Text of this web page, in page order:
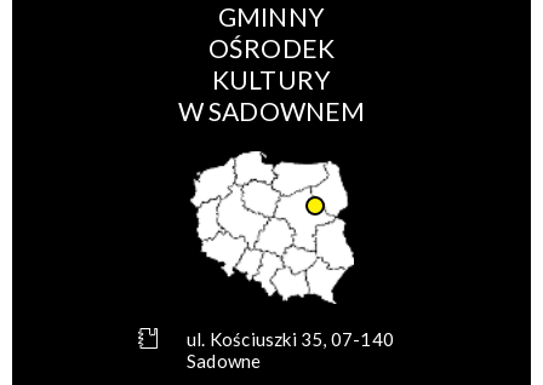
GMINNY
OŚRODEK
KULTURY
W SADOWNEM
ul. Kościuszki 35, 07-140
Sadowne